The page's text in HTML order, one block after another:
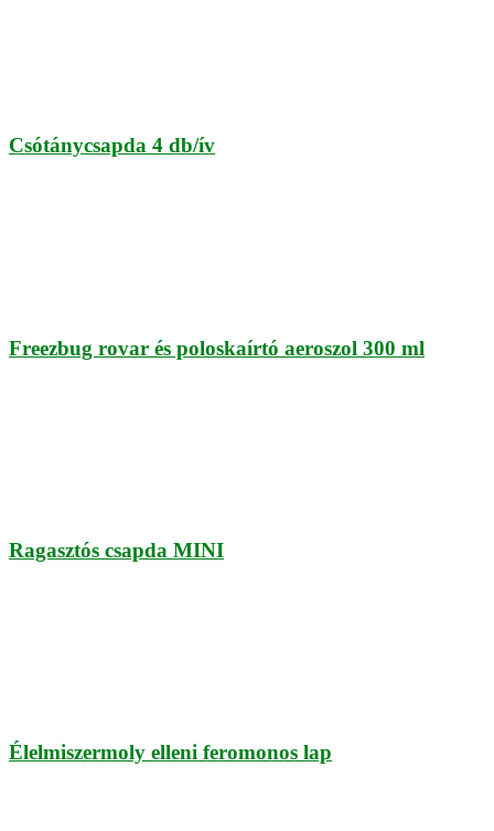
Csótánycsapda 4 db/ív
Freezbug rovar és poloskaírtó aeroszol 300 ml
Ragasztós csapda MINI
Élelmiszermoly elleni feromonos lap